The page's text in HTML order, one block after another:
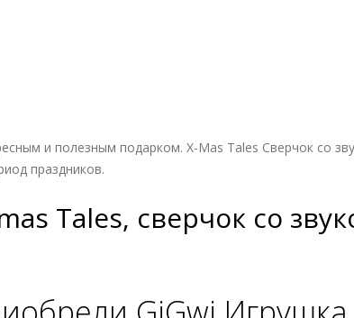
и полезным подарком. X-Mas Tales Сверчок со
праздников.
Tales, сверчок со